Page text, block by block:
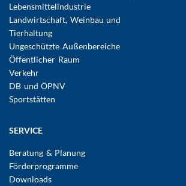
Lebensmittelindustrie
Landwirtschaft, Weinbau und
Tierhaltung
Ungeschützte Außenbereiche
Öffentlicher Raum
Verkehr
DB und ÖPNV
Sportstätten
SERVICE
Beratung & Planung
Förderprogramme
Downloads